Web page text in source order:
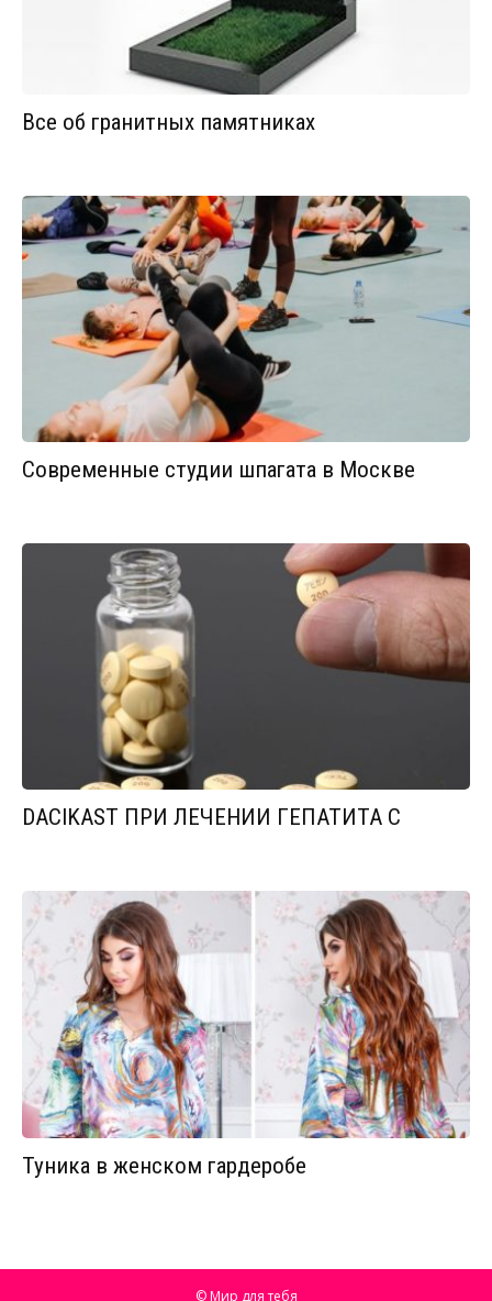
Все об гранитных памятниках
Современные студии шпагата в Москве
DACIKAST ПРИ ЛЕЧЕНИИ ГЕПАТИТА С
Туника в женском гардеробе
© Мир для тебя